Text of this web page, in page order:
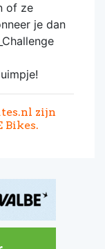
of ze
je dan
zijn
Bikes.